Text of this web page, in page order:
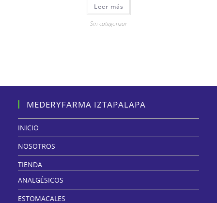
Leer más
Sin categorizar
MEDERYFARMA IZTAPALAPA
INICIO
NOSOTROS
TIENDA
ANALGÉSICOS
ESTOMACALES